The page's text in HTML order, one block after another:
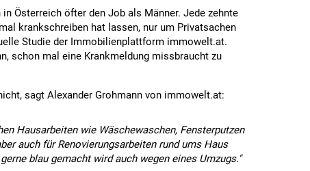
in Österreich öfter den Job als Männer. Jede zehnte
krankschreiben hat lassen, nur um Privatsachen
Studie der Immobilienplattform immowelt.at.
schon mal eine Krankmeldung missbraucht zu
sagt Alexander Grohmann von immowelt.at:
Hausarbeiten wie Wäschewaschen, Fensterputzen
auch für Renovierungsarbeiten rund ums Haus
blau gemacht wird auch wegen eines Umzugs."